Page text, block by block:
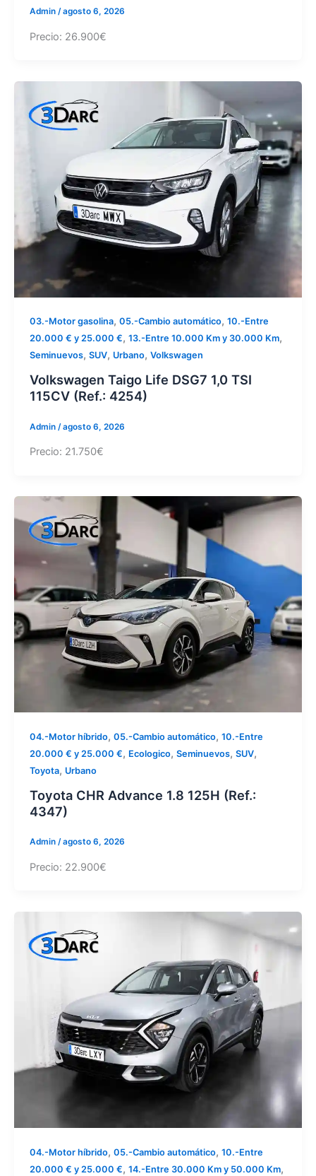
Admin /agosto 6, 2026
Precio: 26.900€
03.-Motor gasolina, 05.-Cambio automático, 10.-Entre
20.000 € y 25.000 €, 13.-Entre 10.000 Km y 30.000 Km,
Seminuevos, SUV, Urbano, Volkswagen
Volkswagen Taigo Life DSG7 1,0 TSI
115CV (Ref.: 4254)
Admin /agosto 6, 2026
Precio: 21.750€
04.-Motor híbrido, 05.-Cambio automático, 10.-Entre
20.000 € y 25.000 €, Ecologico, Seminuevos, SUV,
Toyota, Urbano
Toyota CHR Advance 1.8 125H (Ref.:
4347)
Admin /agosto 6, 2026
Precio: 22.900€
04.-Motor híbrido, 05.-Cambio automático, 10.-Entre
20.000 € y 25.000 €, 14.-Entre 30.000 Km y 50.000 Km,